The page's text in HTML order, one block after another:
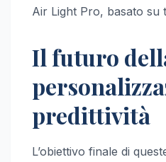
Air Light Pro, basato su
Il futuro
predittività
L’obiettivo finale di